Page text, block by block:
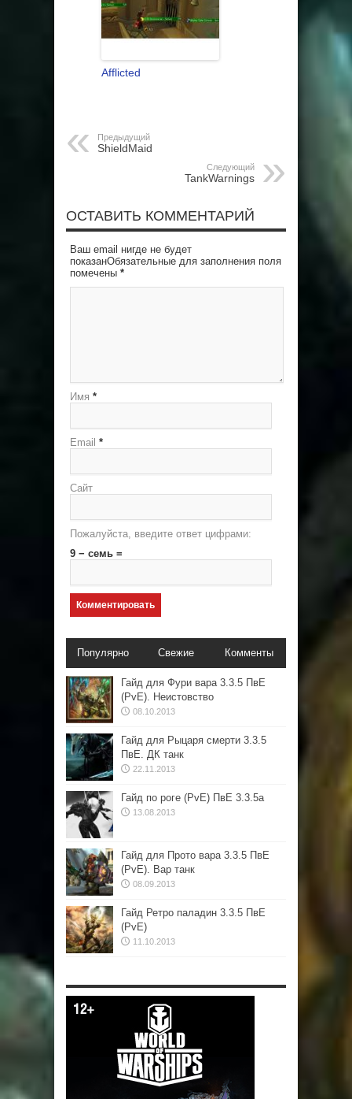
Afflicted
Предыдущий
ShieldMaid
Следующий
TankWarnings
ОСТАВИТЬ КОММЕНТАРИЙ
Ваш email нигде не будет
показанОбязательные для заполнения поля
помечены *
Имя *
Email *
Сайт
Пожалуйста, введите ответ цифрами:
9 − семь =
Популярно Свежие Комменты
Гайд для Фури вара 3.3.5 ПвЕ
(PvE). Неистовство
08.10.2013
Гайд для Рыцаря смерти 3.3.5
ПвЕ. ДК танк
22.11.2013
Гайд по роге (PvE) ПвЕ 3.3.5а
13.08.2013
Гайд для Прото вара 3.3.5 ПвЕ
(PvE). Вар танк
08.09.2013
Гайд Ретро паладин 3.3.5 ПвЕ
(PvE)
11.10.2013